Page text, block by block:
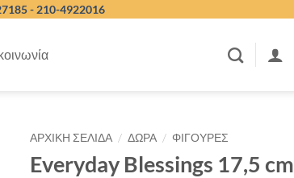
- 210-4922016
ΑΡΧΙΚΉ ΣΕΛΊΔΑ / ΔΩΡΑ / ΦΙΓΟΥΡΕΣ
Everyday Blessings 17,5 cm